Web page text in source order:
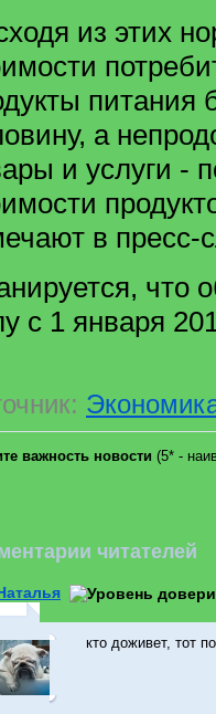
из этих
питания
а
и услуги -
в пресс-
что
с 1 января
важность новости (5* -
читателей
кто доживет, тот